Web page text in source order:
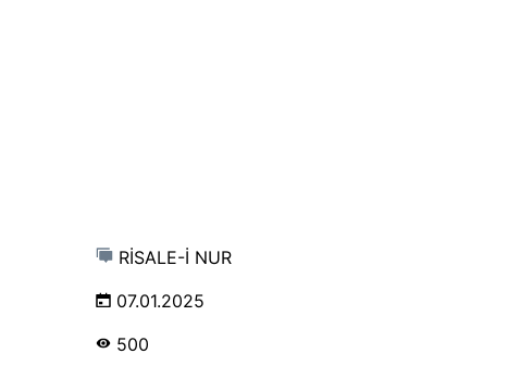
RİSALE-İ NUR
07.01.2025
500